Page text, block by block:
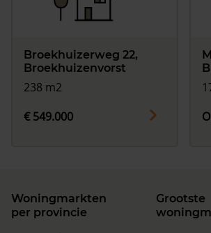
Broekhuizerweg 22,
Broekhuizenvorst
238 m2
€ 549.000
Woningmarkten
per provincie
Grootste